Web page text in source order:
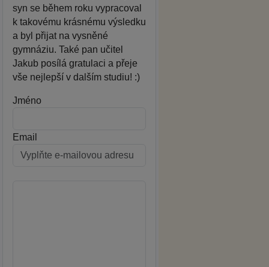
syn se během roku vypracoval
k takovému krásnému výsledku
a byl přijat na vysněné
gymnáziu. Také pan učitel
Jakub posílá gratulaci a přeje
vše nejlepší v dalším studiu! :)
Jméno
Email